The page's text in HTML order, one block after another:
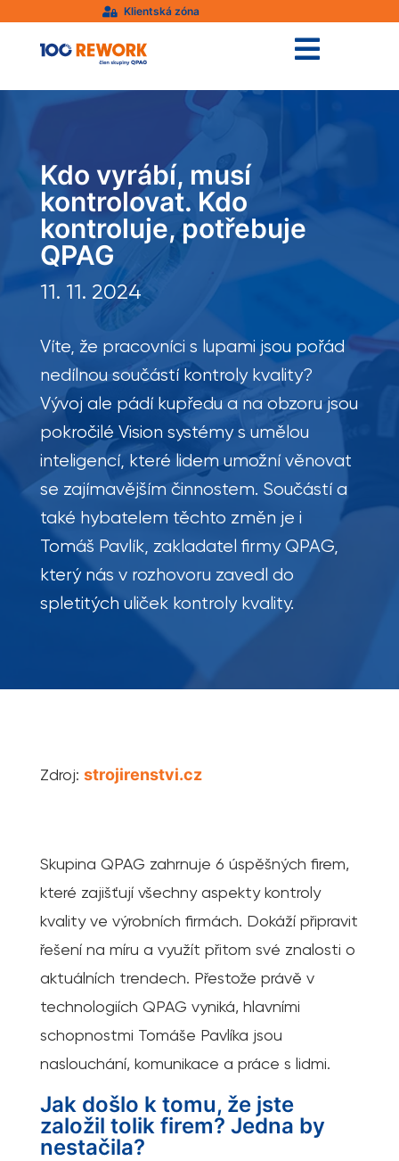
 Klientská zóna

Kdo vyrábí, musí
kontrolovat. Kdo
kontroluje, potřebuje
QPAG
11. 11. 2024
Víte, že pracovníci s lupami jsou pořád
nedílnou součástí kontroly kvality?
Vývoj ale pádí kupředu a na obzoru jsou
pokročilé Vision systémy s umělou
inteligencí, které lidem umožní věnovat
se zajímavějším činnostem. Součástí a
také hybatelem těchto změn je i
Tomáš Pavlík, zakladatel firmy QPAG,
který nás v rozhovoru zavedl do
spletitých uliček kontroly kvality.
Zdroj: strojirenstvi.cz
Skupina QPAG zahrnuje 6 úspěšných firem,
které zajišťují všechny aspekty kontroly
kvality ve výrobních firmách. Dokáží připravit
řešení na míru a využít přitom své znalosti o
aktuálních trendech. Přestože právě v
technologiích QPAG vyniká, hlavními
schopnostmi Tomáše Pavlíka jsou
naslouchání, komunikace a práce s lidmi.
Jak došlo k tomu, že jste
založil tolik firem? Jedna by
nestačila?